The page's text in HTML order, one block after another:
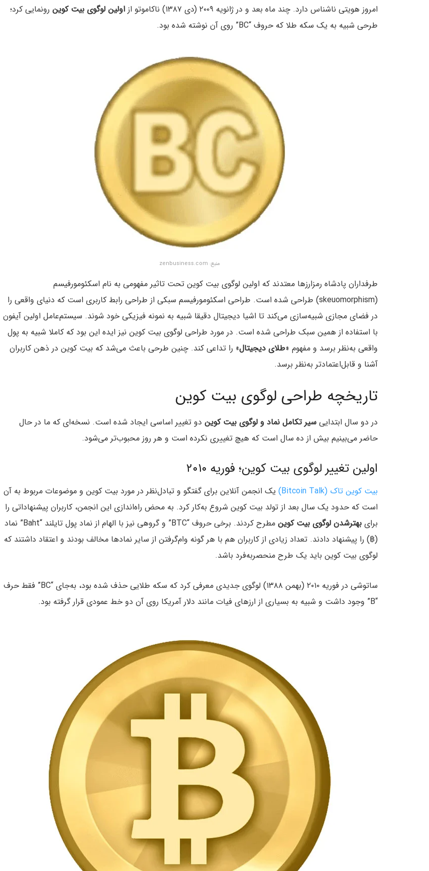
امروز هویتی ناشناس دارد. چند ماه بعد و در ژانویه ۲۰۰۹ (دی ۱۳۸۷) ناکاموتو از
اولین لوگوی بیت کوین رونمایی کرد؛
طرحی شبیه به یک سکه طلا که حروف “BC” روی آن نوشته شده بود.
منبع: zenbusiness.com
طرفداران پادشاه رمزارزها معتدند که اولین لوگوی بیت کوین تحت تاثیر مفهومی به نام اسکئومورفیسم
(skeuomorphism) طراحی شده است. طراحی اسکئومورفیسم سبکی از طراحی رابط کاربری است که دنیای واقعی را
در فضای مجازی شبیه‌سازی می‌کند تا اشیا دیجیتال دقیقا شبیه به نمونه فیزیکی خود شوند. سیستم‌عامل اولین آیفون
با استفاده از همین سبک طراحی شده است. در مورد طراحی لوگوی بیت کوین نیز ایده این بود که کاملا شبیه به پول
واقعی به‌نظر برسد و مفهوم «طلای دیجیتال» را تداعی کند. چنین طرحی باعث می‌شد که بیت کوین در ذهن کاربران
آشنا و قابل‌‌اعتمادتر به‌نظر برسد.
تاریخچه طراحی لوگوی بیت کوین
در دو سال ابتدایی سیر تکامل نماد و لوگوی بیت کوین دو تغییر اساسی ایجاد شده است. نسخه‌ای که ما در حال
حاضر می‌بینیم بیش از ده سال است که هیچ تغییری نکرده است و هر روز محبوب‌تر می‌شود.
اولین تغییر لوگوی بیت کوین؛ فوریه ۲۰۱۰
بیت کوین تاک (Bitcoin Talk)
یک انجمن آنلاین برای گفتگو و تبادل‌نظر در مورد بیت کوین و موضوعات مربوط به آن
است که حدود یک سال بعد از تولد بیت کوین شروع به‌کار کرد. به محض راه‌اندازی این انجمن، کاربران پیشنهاداتی را
برای بهترشدن لوگوی بیت کوین
مطرح کردند. برخی حروف “BTC” و گروهی نیز با الهام از نماد پول تایلند “Baht” نماد
(฿) را پیشنهاد دادند. تعداد زیادی از کاربران هم با هر گونه وام‌گرفتن از سایر نمادها مخالف بودند و اعتقاد داشتند که
لوگوی بیت کوین باید یک طرح منحصر‌به‌فرد باشد.
ساتوشی در فوریه ۲۰۱۰ (بهمن ۱۳۸۸) لوگوی جدیدی معرفی کرد که سکه طلایی حذف شده بود، به‌جای “BC” فقط حرف
“B” وجود داشت و شبیه به بسیاری از ارزهای فیات مانند دلار آمریکا روی آن دو خط عمودی قرار گرفته بود.